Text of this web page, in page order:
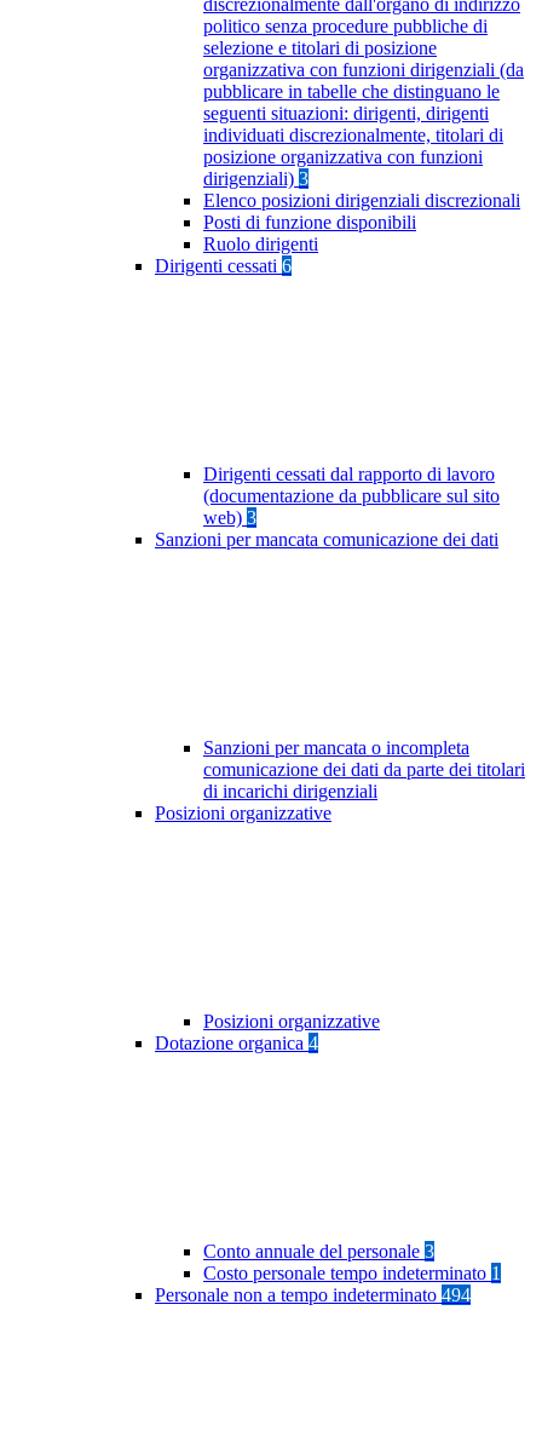
discrezionalmente dall'organo di indirizzo
politico senza procedure pubbliche di
selezione e titolari di posizione
organizzativa con funzioni dirigenziali (da
pubblicare in tabelle che distinguano le
seguenti situazioni: dirigenti, dirigenti
individuati discrezionalmente, titolari di
posizione organizzativa con funzioni
dirigenziali) 3
Elenco posizioni dirigenziali discrezionali
Posti di funzione disponibili
Ruolo dirigenti
Dirigenti cessati 6
Dirigenti cessati dal rapporto di lavoro
(documentazione da pubblicare sul sito
web) 3
Sanzioni per mancata comunicazione dei dati
Sanzioni per mancata o incompleta
comunicazione dei dati da parte dei titolari
di incarichi dirigenziali
Posizioni organizzative
Posizioni organizzative
Dotazione organica 4
Conto annuale del personale 3
Costo personale tempo indeterminato 1
Personale non a tempo indeterminato 494